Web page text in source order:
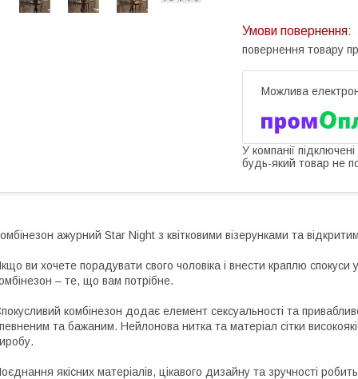
повернення товару
У компанії
будь-який товар не
ажурний Star Night з квітковими візерунками та
ви хочете порадувати свого чоловіка і внести краплю спокуси
– те, що вам потрібне.
комбінезон додає елемент сексуальності та
та бажаним. Нейлонова нитка та матеріал сітки
якісних матеріалів, цікавого дизайну та зручності